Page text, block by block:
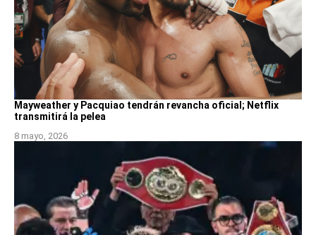
Mayweather y Pacquiao tendrán revancha oficial; Netflix
transmitirá la pelea
8 mayo, 2026